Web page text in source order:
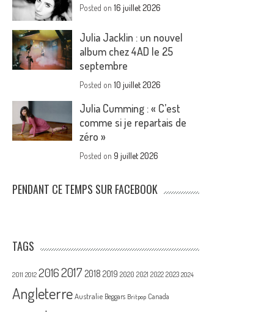
Posted on16 juillet 2026
Julia Jacklin : un nouvel
album chez 4AD le 25
septembre
Posted on10 juillet 2026
Julia Cumming : « C’est
comme si je repartais de
zéro »
Posted on9 juillet 2026
PENDANT CE TEMPS SUR FACEBOOK
TAGS
2011 2012 20162017 2018 2019 2020 2021 2022 2023 2024
Angleterre Australie Beggars Britpop Canada